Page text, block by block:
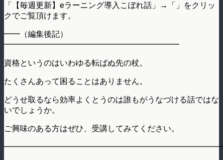
「【毎週更新】eラーニング導入こぼれ話」→「」をクリッ
クでご覧頂けます。
━━（編集後記）
━━━━━━━━━━━━━━━━━━━━━━
資格というのはいわゆる転ばぬ先の杖。
たくさんあって困ることはありません。
どうせ取るなら効率よくとうのは誰もがうなづける話ではな
いでしょうか。
ご興味のある方はぜひ、受講してみてください。